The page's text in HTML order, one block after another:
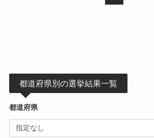
都道府県別の選挙結果一覧
都道府県